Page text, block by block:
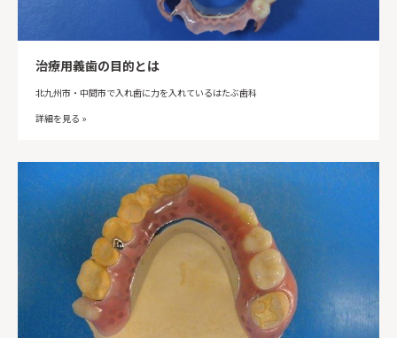
治療用義歯の目的とは
北九州市・中間市で入れ歯に力を入れているはたぶ歯科
詳細を見る »